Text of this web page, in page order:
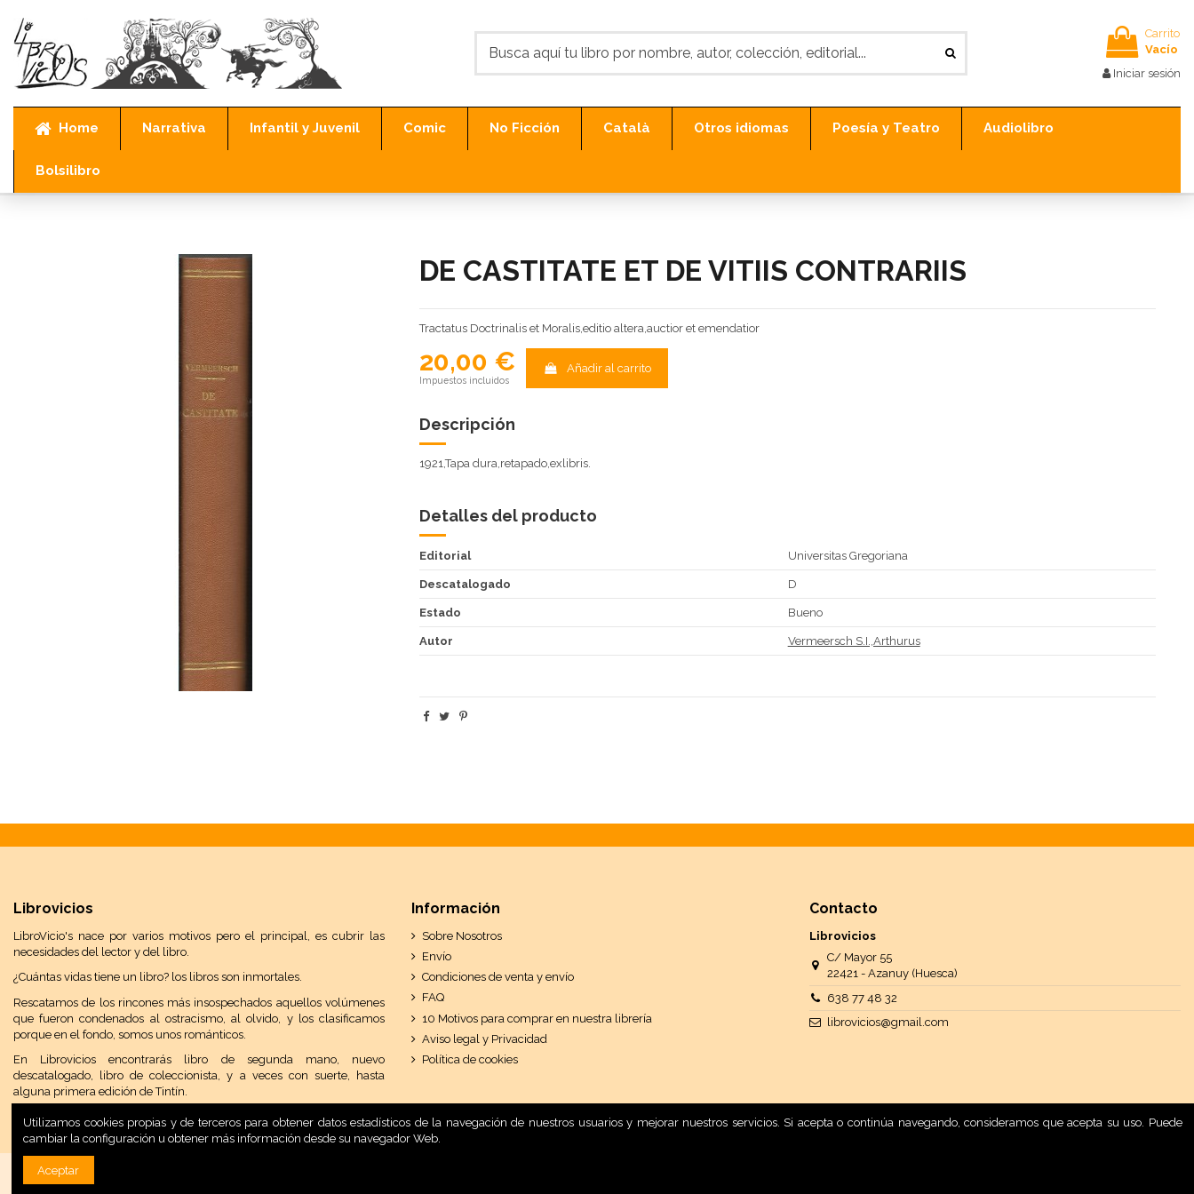
Carrito
Vacío
Iniciar sesión
Home Narrativa Infantil y Juvenil Comic No Ficción Català Otros idiomas Poesía y Teatro Audiolibro
Bolsilibro
Inicio Otros idiomas
DE CASTITATE ET DE VITIIS CONTRARIIS
Tractatus Doctrinalis et Moralis,editio altera,auctior et emendatior
20,00 €
Impuestos incluidos
Añadir al carrito
Descripción
1921,Tapa dura,retapado,exlibris.
Detalles del producto
Editorial Universitas Gregoriana
Descatalogado D
Estado Bueno
Autor Vermeersch S.I.,Arthurus
Librovicios
LibroVicio's nace por varios motivos pero el principal, es cubrir las
necesidades del lector y del libro.
¿Cuántas vidas tiene un libro? los libros son inmortales.
Rescatamos de los rincones más insospechados aquellos volúmenes
que fueron condenados al ostracismo, al olvido, y los clasificamos
porque en el fondo, somos unos románticos.
En Librovicios encontrarás libro de segunda mano, nuevo
descatalogado, libro de coleccionista, y a veces con suerte, hasta
alguna primera edición de Tintín.
Información
Sobre Nosotros
Envío
Condiciones de venta y envío
FAQ
10 Motivos para comprar en nuestra librería
Aviso legal y Privacidad
Política de cookies
Contacto
Librovicios
C/ Mayor 55
22421 - Azanuy (Huesca)
638 77 48 32
librovicios@gmail.com
Desarrollo Web:
Utilizamos cookies propias y de terceros para obtener datos estadísticos de la navegación de nuestros usuarios y mejorar nuestros servicios. Si acepta o continúa navegando, consideramos que acepta su uso. Puede
cambiar la configuración u obtener más información desde su navegador Web.
Aceptar